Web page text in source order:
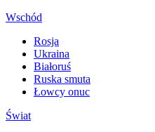
Wschód
Rosja
Ukraina
Białoruś
Ruska smuta
Łowcy onuc
Świat